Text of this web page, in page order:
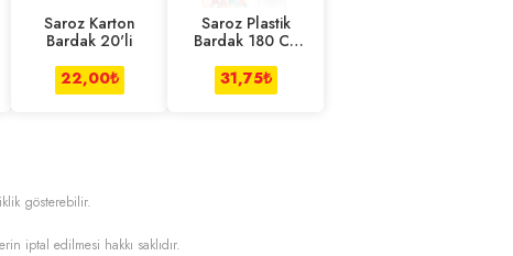
Saroz Karton
Bardak 20'li
22,00₺
Saroz Plastik
Bardak 180 Cc
31,75₺
gösterebilir.
iptal edilmesi hakkı saklıdır.